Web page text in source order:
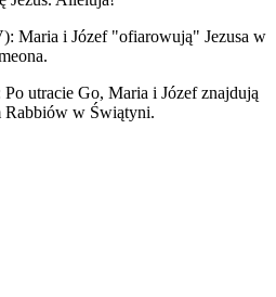
: Maria i Józef "ofiarowują" Jezusa w
Po utracie Go, Maria i Józef znajdują
Rabbiów w Świątyni.